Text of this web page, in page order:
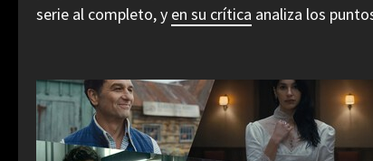
serie al completo, y en su crítica analiza los